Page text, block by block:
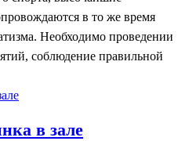
в то же время
Необходимо проведении
соблюдение правильной
в зале